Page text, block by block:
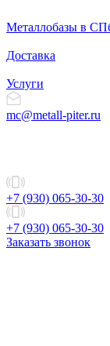
Металлобазы в
Доставка
Услуги
mc@metall-piter.ru
+7 (930) 065-30-30
+7 (930) 065-30-30
Заказать звонок